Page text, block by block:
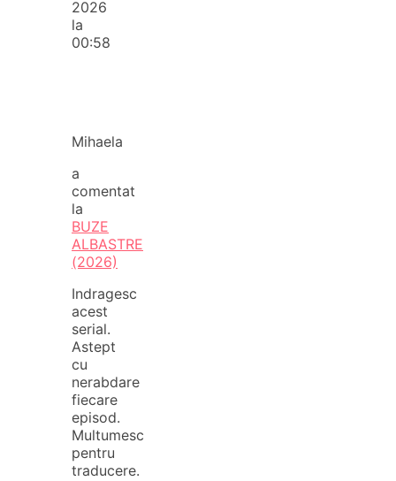
2026
la
00:58
Mihaela
a
comentat
la
BUZE
ALBASTRE
(2026)
Indragesc
acest
serial.
Astept
cu
nerabdare
fiecare
episod.
Multumesc
pentru
traducere.